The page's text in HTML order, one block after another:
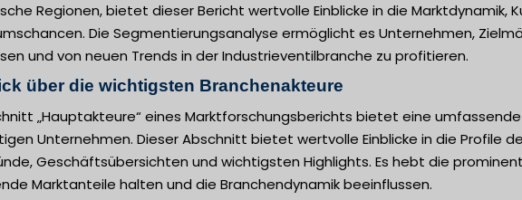
Regionen, bietet dieser Bericht wertvolle Einblicke in die Marktdynamik,
Die Segmentierungsanalyse ermöglicht es Unternehmen,
und von neuen Trends in der Industrieventilbranche zu profitieren.
über die wichtigsten Branchenakteure
„Hauptakteure“ eines Marktforschungsberichts bietet eine
Unternehmen. Dieser Abschnitt bietet wertvolle Einblicke in die Profile
Geschäftsübersichten und wichtigsten Highlights. Es hebt die
Marktanteile halten und die Branchendynamik beeinflussen.